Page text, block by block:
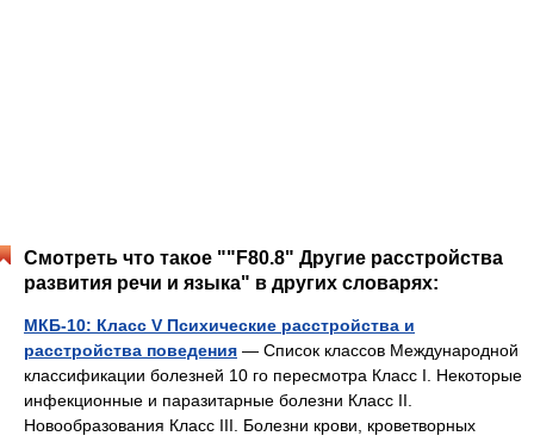
Смотреть что такое ""F80.8" Другие расстройства
развития речи и языка" в других словарях:
МКБ-10: Класс V Психические расстройства и
расстройства поведения — Список классов Международной
классификации болезней 10 го пересмотра Класс I. Некоторые
инфекционные и паразитарные болезни Класс II.
Новообразования Класс III. Болезни крови, кроветворных